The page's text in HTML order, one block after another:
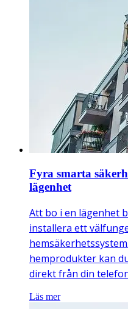
Fyra smarta
lägenhet
Att bo i en lägenhet
installera ett
hemprodukter kan
direkt från din
Läs mer